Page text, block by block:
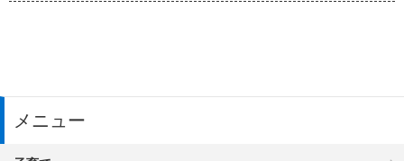
メニュー